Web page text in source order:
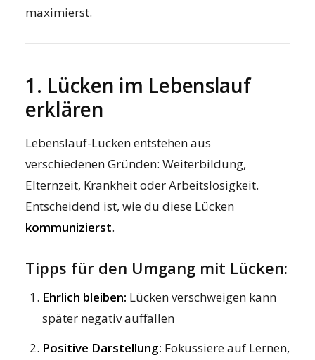
maximierst.
1. Lücken im Lebenslauf
erklären
Lebenslauf-Lücken entstehen aus
verschiedenen Gründen: Weiterbildung,
Elternzeit, Krankheit oder Arbeitslosigkeit.
Entscheidend ist, wie du diese Lücken
kommunizierst.
Tipps für den Umgang mit Lücken:
Ehrlich bleiben: Lücken verschweigen kann
später negativ auffallen
Positive Darstellung: Fokussiere auf Lernen,